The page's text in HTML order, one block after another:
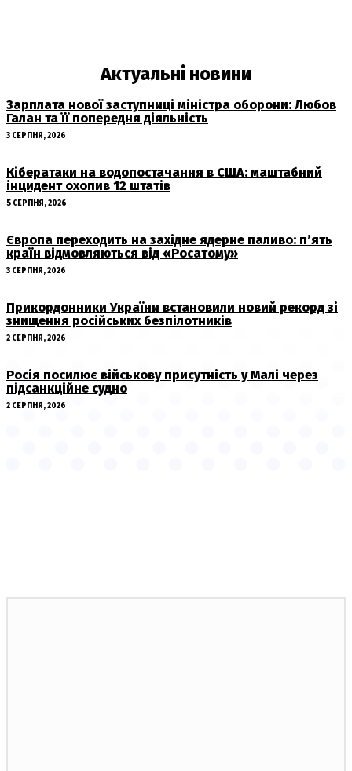
Актуальні новини
Зарплата нової заступниці міністра оборони: Любов
Галан та її попередня діяльність
3 СЕРПНЯ, 2026
Кібератаки на водопостачання в США: маштабний
інцидент охопив 12 штатів
5 СЕРПНЯ, 2026
Європа переходить на західне ядерне паливо: п’ять
країн відмовляються від «Росатому»
3 СЕРПНЯ, 2026
Прикордонники України встановили новий рекорд зі
знищення російських безпілотників
2 СЕРПНЯ, 2026
Росія посилює військову присутність у Малі через
підсанкційне судно
2 СЕРПНЯ, 2026